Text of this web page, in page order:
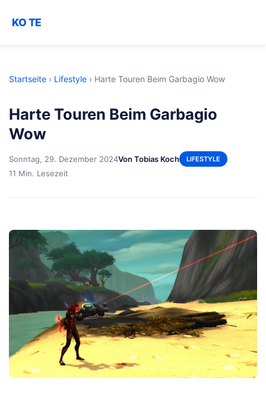
KO TE
Startseite › Lifestyle › Harte Touren Beim Garbagio Wow
Harte Touren Beim Garbagio
Wow
Sonntag, 29. Dezember 2024Von Tobias Koch LIFESTYLE
11 Min. Lesezeit